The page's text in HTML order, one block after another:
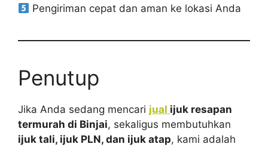
Pengiriman cepat dan aman ke lokasi Anda
Penutup
Jika Anda sedang mencari jual ijuk resapan
termurah di Binjai, sekaligus membutuhkan
ijuk tali, ijuk PLN, dan ijuk atap, kami adalah